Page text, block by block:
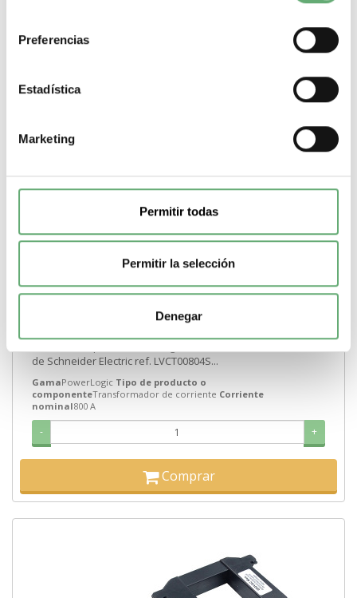
Preferencias
Estadística
Marketing
Permitir todas
Permitir la selección
Denegar
TI para cir. princ. BCPM/-sc 800 A 62x139mm ref.
de Schneider Electric ref. LVCT00804S...
GamaPowerLogic Tipo de producto o
componenteTransformador de corriente Corriente
nominal800 A
- +
Comprar